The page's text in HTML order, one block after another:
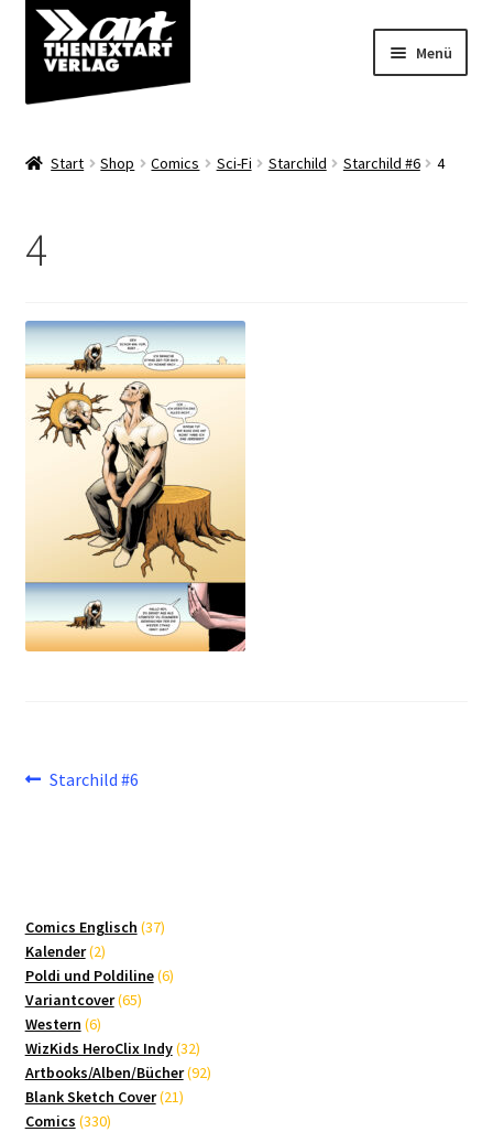
Zur
Navigation
springen
Zum
Inhalt
springen
Menü
Über uns
Start Shop Comics Sci-Fi Starchild Starchild #6 4
4
Beitragsnavigation
Vorheriger
Starchild #6
Comics Englisch 3737
Kalender 22
Produkte
Poldi und Poldiline 66
Variantcover 6565
Western 66
Produkte
WizKids HeroClix Indy 3232
Produkte
Artbooks/Alben/Bücher 9292
Blank Sketch Cover 2121
Comics 330330